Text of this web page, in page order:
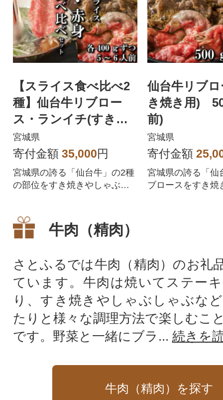
【スライス食べ比べ2
種】仙台牛リブロー
ス・ランイチ(すき焼
き・しゃぶしゃぶ用)
各400g
宮城県
寄付金額 35,000円
宮城県の誇る「仙台牛」の2種
の部位をすき焼きやしゃぶし
仙台牛リブ
き焼き用)
前)
宮城県
寄付金額
宮城県の誇る「仙
ブロースをすき焼
牛肉（精肉）
さとふるでは牛肉（精肉）のお礼
ています。牛肉は焼いてステー
り、すき焼きやしゃぶしゃぶな
たりと様々な調理方法で楽しむこ
です。野菜と一緒にブラ... 続きを
牛肉（精肉）を探す